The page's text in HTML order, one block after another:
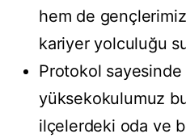
hem de
kariyer yolculuğu
Protokol
yüksekokulumuz
ilçelerdeki oda ve